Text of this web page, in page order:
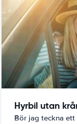
Hyrbil utan
Bör jag teckna